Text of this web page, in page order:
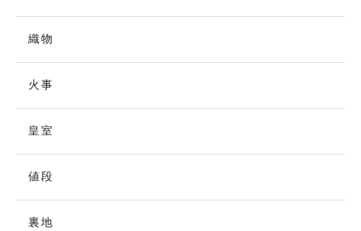
織物
火事
皇室
値段
裏地